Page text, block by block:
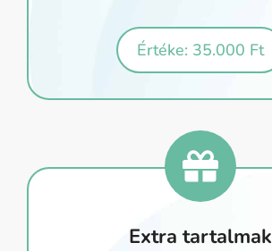
Értéke: 35.000 Ft
Extra tartalmak